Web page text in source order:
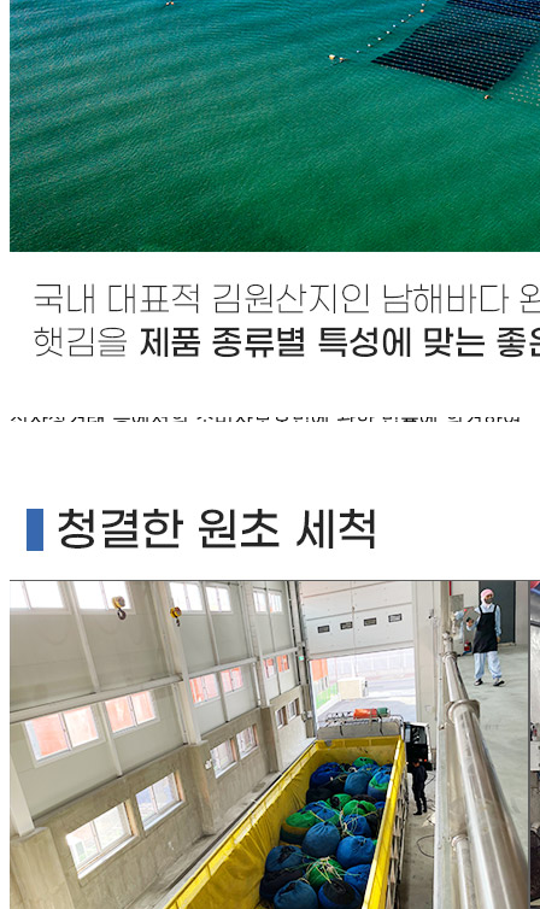
상품 고시 정보
반품/교환 정보
판매자명
주식회사 해농
문의번호
1877-9244
반품/교환
배송비
반품 배송비: 6,000원
교환 배송비: 6,000원
주의사항
전자상거래 등에서의 소비자보호법에 관한 법률에 의거하여
보로는 그 등록내용에 대하여 일체의 책임을 지지 않습니다.
상세 정보 구매 정보 상품 문의
상품 문의 문의글 작성
내 문의만 보기
비밀글 제외
작성된 문의글이 없습니다
주문하기